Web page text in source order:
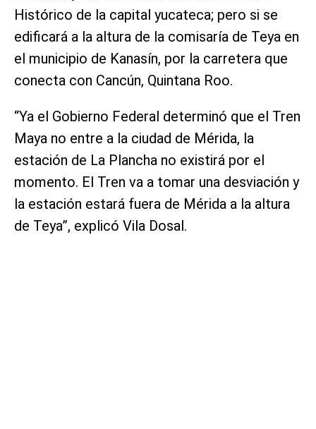
Histórico de la capital yucateca; pero si se
edificará a la altura de la comisaría de Teya en
el municipio de Kanasín, por la carretera que
conecta con Cancún, Quintana Roo.
“Ya el Gobierno Federal determinó que el Tren
Maya no entre a la ciudad de Mérida, la
estación de La Plancha no existirá por el
momento. El Tren va a tomar una desviación y
la estación estará fuera de Mérida a la altura
de Teya”, explicó Vila Dosal.